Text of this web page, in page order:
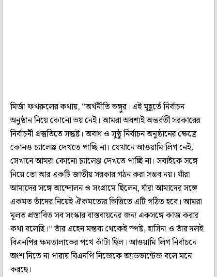
মির্জা ফখরুলের কথায়, ''অর্থনীতি ভঙ্গুর। এই মুহূর্তে নির্বাচন
অনুষ্ঠান নিয়ে কোনো ভয় নেই। আমরা অবশ্যই অন্তর্বর্তী সরকারের
নির্বাচনী প্রস্তুতিতে সন্তুষ্ট। অবাধ ও সুষ্ঠু নির্বাচন অনুষ্ঠানের ক্ষেত্রে
কোনও চ্যালেঞ্জ দেখতে পাচ্ছি না। যেখানে আওয়ামি লিগ নেই,
সেখানে আমরা কোনো চ্যালেঞ্জ দেখতে পাচ্ছি না। সবাইকে সঙ্গে
নিয়ে তো আর একটি জাতীয় সরকার গঠন করা সম্ভব নয়। যাঁরা
আমাদের সঙ্গে আন্দোলন ও সংগ্রামে ছিলেন, যাঁরা আমাদের সঙ্গে
একমত তাঁদের নিয়েই ঐকমত্যের ভিত্তিতে এটি গঠিত হবে। আমরা
মূলত প্রস্তাবিত সব সংস্কার বাস্তবায়নের জন্য একসঙ্গে কাজ করার
কথা বলেছি।'' তাঁর এহেন মন্তব্য থেকেই স্পষ্ট, হাসিনা ও তাঁর দলই
বিএনপির ক্ষমতালাভের পথে কাঁটা ছিল। আওয়ামি লিগ নির্বাচনে
অংশ নিতে না পারায় বিএনপি নিজেকে অ্যাডভান্টেজ বলে মনে
করছে।